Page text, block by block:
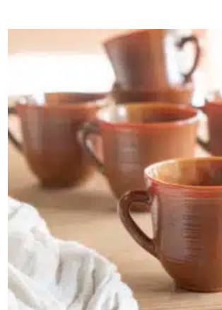
AJOUTER AU PANIER